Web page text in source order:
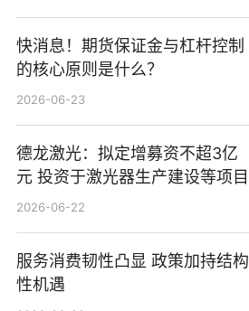
快消息！期货保证金与杠杆控制
的核心原则是什么？
2026-06-23
德龙激光：拟定增募资不超3亿
元 投资于激光器生产建设等项目
2026-06-22
服务消费韧性凸显 政策加持结构
性机遇